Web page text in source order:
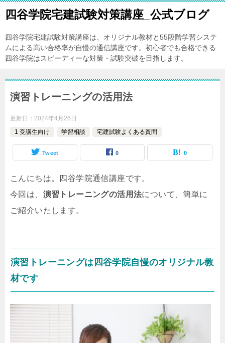
四谷学院宅建試験対策講座_公式ブログ
四谷学院宅建試験対策講座は、オリジナル教材と55段階学習システ
ムによる高い合格率が自慢の通信講座です。初心者でも合格できる
四谷学院はスピーディーな対策・試験突破を目指します。
演習トレーニングの活用法
更新日： 2024年4月26日
1 受講生向け
学習相談 宅建試験よくある質問
Tweet 0 0
こんにちは。四谷学院通信講座です。
今回は、 演習トレーニングの活用法について、簡単に
ご紹介いたします。
演習トレーニングは四谷学院自慢のオリジナル教
材です